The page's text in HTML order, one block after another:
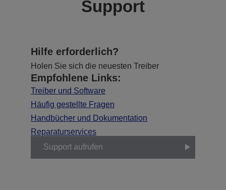
Support
Hilfe erforderlich?
Holen Sie sich die neuesten Treiber
Empfohlene Links:
Treiber und Software
Häufig gestellte Fragen
Handbücher und Dokumentation
Reparaturservices
Support aufrufen